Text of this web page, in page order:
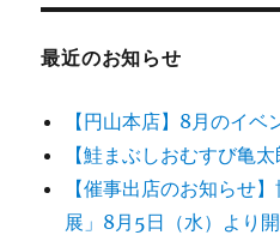
の
ジ
最近のお知らせ
【円山本店】8月のイベ
【鮭まぶしおむすび亀
【催事出店のお知らせ
展」8月5日（水）より